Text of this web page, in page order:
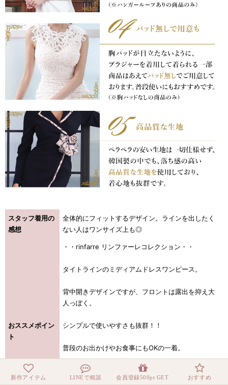
新作アイテム LINEで相談 会員登録500pt GET おすすめ
スタッフ着用の
感想
全体的にフィットするデザイン。ラインを出したく
ない人はワンサイズ上も◎
おススメポイン
ト
・・rinfarre リンファーレコレクション・・
タイトラインのミディアムドレスワンピース。
背中開きデザインですが、フロントは露出を抑え大
人っぽく。
シンプルで使いやすさも抜群！！
普段のお出かけやお食事にもOKの一着。
※韓国製の人気ワンピースです。
※高級クラブのお姉さまにも人気のブランドです。